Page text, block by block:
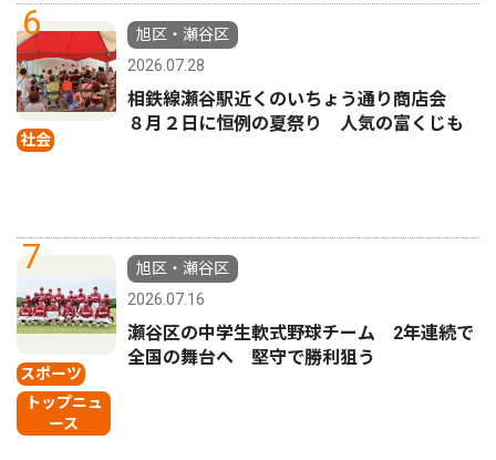
6
社会
旭区・瀬谷区
2026.07.28
相鉄線瀬谷駅近くのいちょう通り商店会
８月２日に恒例の夏祭り 人気の富くじも
7
スポーツ
トップニュ
ース
旭区・瀬谷区
2026.07.16
瀬谷区の中学生軟式野球チーム 2年連続で
全国の舞台へ 堅守で勝利狙う